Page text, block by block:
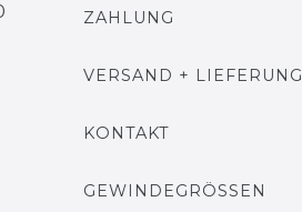
ZAHLUNG
VERSAND + LIEFERUNG
KONTAKT
GEWINDEGRÖSSEN